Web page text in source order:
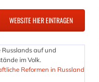
auf und
im Volk.
Reformen in Russland